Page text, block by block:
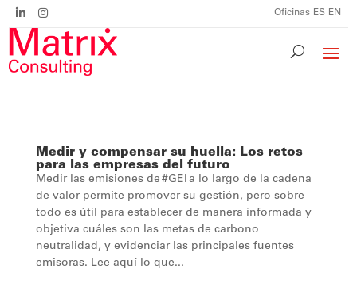
Oficinas ES EN
Medir y compensar su huella: Los retos
para las empresas del futuro
Medir las emisiones de #GEI a lo largo de la cadena
de valor permite promover su gestión, pero sobre
todo es útil para establecer de manera informada y
objetiva cuáles son las metas de carbono
neutralidad, y evidenciar las principales fuentes
emisoras. Lee aquí lo que...